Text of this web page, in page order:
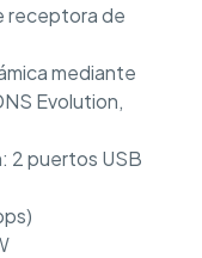
receptora de
mediante
Evolution,
2 puertos USB